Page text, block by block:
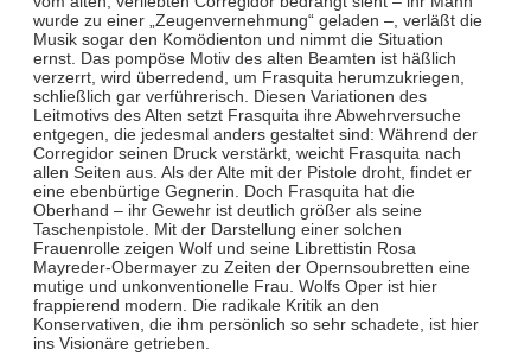
wurde zu einer „Zeugenvernehmung“ geladen –, verläßt die
Musik sogar den Komödienton und nimmt die Situation
ernst. Das pompöse Motiv des alten Beamten ist häßlich
verzerrt, wird überredend, um Frasquita herumzukriegen,
schließlich gar verführerisch. Diesen Variationen des
Leitmotivs des Alten setzt Frasquita ihre Abwehrversuche
entgegen, die jedesmal anders gestaltet sind: Während der
Corregidor seinen Druck verstärkt, weicht Frasquita nach
allen Seiten aus. Als der Alte mit der Pistole droht, findet er
eine ebenbürtige Gegnerin. Doch Frasquita hat die
Oberhand – ihr Gewehr ist deutlich größer als seine
Taschenpistole. Mit der Darstellung einer solchen
Frauenrolle zeigen Wolf und seine Librettistin Rosa
Mayreder-Obermayer zu Zeiten der Opernsoubretten eine
mutige und unkonventionelle Frau. Wolfs Oper ist hier
frappierend modern. Die radikale Kritik an den
Konservativen, die ihm persönlich so sehr schadete, ist hier
ins Visionäre getrieben.